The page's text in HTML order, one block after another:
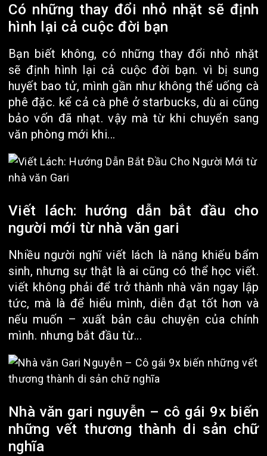
Có những thay đổi nhỏ nhặt sẽ định
hình lại cả cuộc đời bạn
Bạn biết không, có những thay đổi nhỏ nhặt
sẽ định hình lại cả cuộc đời bạn. vì bị sung
huyết bao tử, mình gần như không thể uống cà
phê đặc. kể cả cà phê ở starbucks, dù ai cũng
bảo vốn đã nhạt. vậy mà từ khi chuyển sang
văn phòng mới khi...
Viết lách: hướng dẫn bắt đầu cho
người mới từ nhà văn gari
Nhiều người nghĩ viết lách là năng khiếu bẩm
sinh, nhưng sự thật là ai cũng có thể học viết.
viết không phải để trở thành nhà văn ngay lập
tức, mà là để hiểu mình, diễn đạt tốt hơn và
nếu muốn – xuất bản câu chuyện của chính
mình. nhưng bắt đầu từ...
Nhà văn gari nguyễn – cô gái 9x biến
những vết thương thành di sản chữ
nghĩa